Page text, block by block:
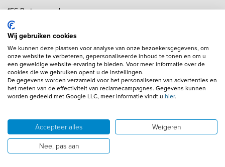
1FS Partner worden
Auto importeren
Financial lease locaties
Financial lease Amersfoort
Financial lease Amsterdam
Financial lease Arnhem
Financial lease Breda
Financial lease Den Haag
Financial lease Enschede
Financial lease Eindhoven
Financial lease Hilversum
Financial lease Maastricht
Wij gebruiken cookies
We kunnen deze plaatsen voor analyse van onze bezoekersgegevens, om
onze website te verbeteren, gepersonaliseerde inhoud te tonen en om u
een geweldige website-ervaring te bieden. Voor meer informatie over de
cookies die we gebruiken opent u de instellingen.
De gegevens worden verzameld voor het personaliseren van advertenties en
het meten van de effectiviteit van reclamecampagnes. Gegevens kunnen
worden gedeeld met Google LLC, meer informatie vindt u hier.
Accepteer alles
Weigeren
Nee, pas aan